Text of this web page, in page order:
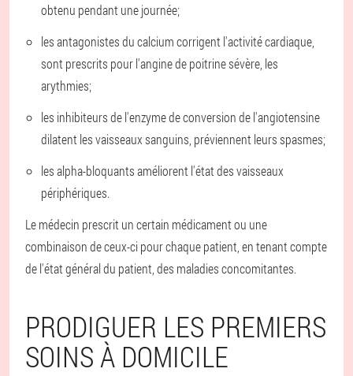
obtenu pendant une journée;
les antagonistes du calcium corrigent l'activité cardiaque,
sont prescrits pour l'angine de poitrine sévère, les
arythmies;
les inhibiteurs de l'enzyme de conversion de l'angiotensine
dilatent les vaisseaux sanguins, préviennent leurs spasmes;
les alpha-bloquants améliorent l'état des vaisseaux
périphériques.
Le médecin prescrit un certain médicament ou une
combinaison de ceux-ci pour chaque patient, en tenant compte
de l'état général du patient, des maladies concomitantes.
PRODIGUER LES PREMIERS
SOINS À DOMICILE